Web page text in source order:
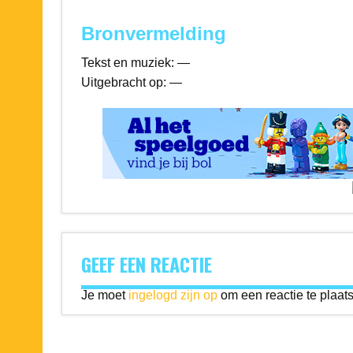
Bronvermelding
Tekst en muziek: —
Uitgebracht op: —
GEEF EEN REACTIE
Je moet ingelogd zijn opom een reactie te